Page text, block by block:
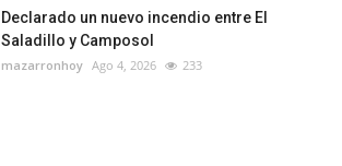
Declarado un nuevo incendio entre El
Saladillo y Camposol
mazarronhoy Ago 4, 2026 233